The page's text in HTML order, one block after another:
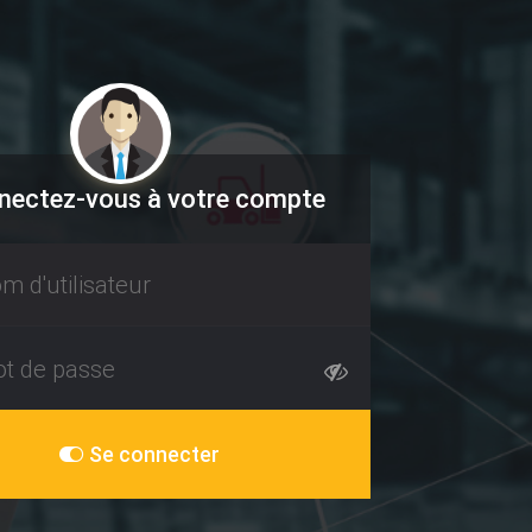
vous à votre compte
Se connecter